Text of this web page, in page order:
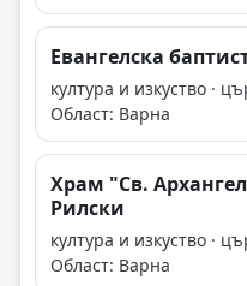
Евангелска
култура и изкуство ·
Област: Варна
Храм "Св.
Рилски
култура и изкуство ·
Област: Варна